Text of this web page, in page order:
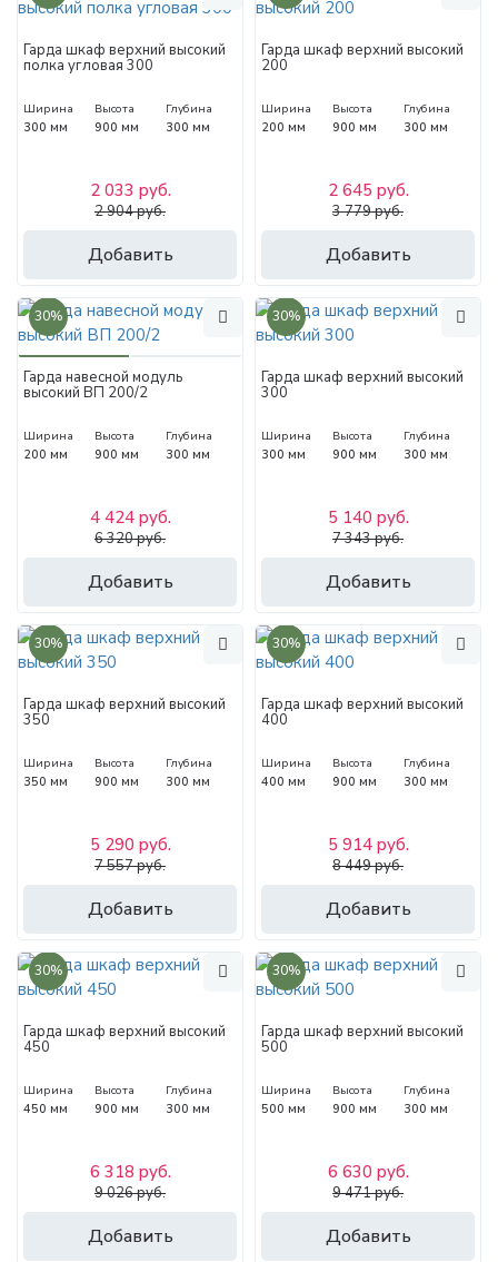
Гарда шкаф верхний высокий
полка угловая 300
Ширина
300 мм
Высота
900 мм
Глубина
300 мм
Добавить
2 033 руб.
2 904 руб.
Гарда шкаф верхний высокий
200
Ширина
200 мм
Высота
900 мм
Глубина
300 мм
Добавить
2 645 руб.
3 779 руб.
30%
Гарда навесной модуль
высокий ВП 200/2
Ширина
200 мм
Высота
900 мм
Глубина
300 мм
Добавить
4 424 руб.
6 320 руб.
30%
Гарда шкаф верхний высокий
300
Ширина
300 мм
Высота
900 мм
Глубина
300 мм
Добавить
5 140 руб.
7 343 руб.
30%
Гарда шкаф верхний высокий
350
Ширина
350 мм
Высота
900 мм
Глубина
300 мм
Добавить
5 290 руб.
7 557 руб.
30%
Гарда шкаф верхний высокий
400
Ширина
400 мм
Высота
900 мм
Глубина
300 мм
Добавить
5 914 руб.
8 449 руб.
30%
Гарда шкаф верхний высокий
450
Ширина
450 мм
Высота
900 мм
Глубина
300 мм
Добавить
6 318 руб.
9 026 руб.
30%
Гарда шкаф верхний высокий
500
Ширина
500 мм
Высота
900 мм
Глубина
300 мм
Добавить
6 630 руб.
9 471 руб.